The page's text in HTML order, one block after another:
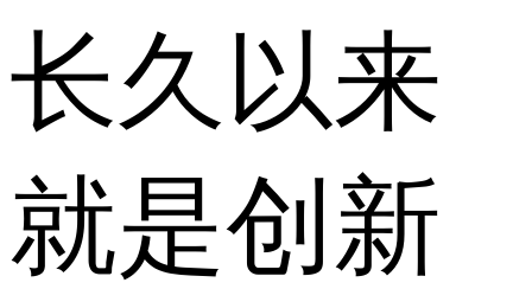
长久以来
就是创新